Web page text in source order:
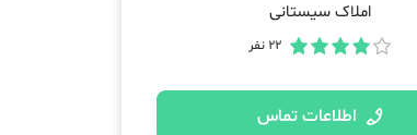
املاک سیستانی
22 نفر
اطلاعات تماس